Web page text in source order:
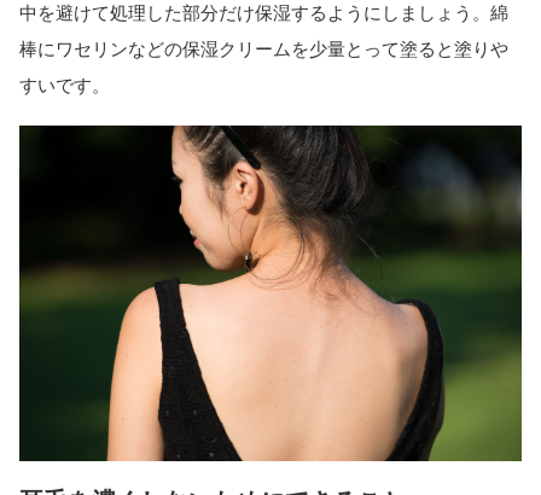
中を避けて処理した部分だけ保湿するようにしましょう。綿
棒にワセリンなどの保湿クリームを少量とって塗ると塗りや
すいです。